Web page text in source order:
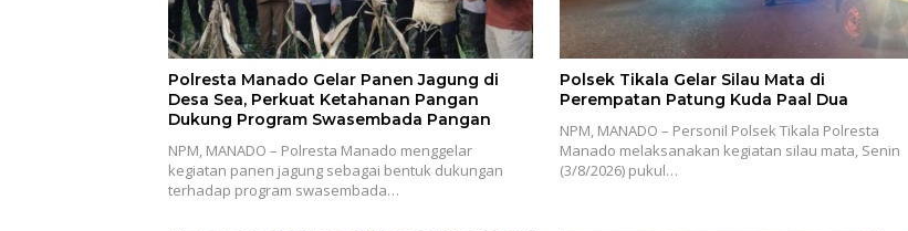
Polresta Manado Gelar Panen Jagung di
Desa Sea, Perkuat Ketahanan Pangan
Dukung Program Swasembada Pangan
NPM, MANADO – Polresta Manado menggelar
kegiatan panen jagung sebagai bentuk dukungan
terhadap program swasembada…
Polsek Tikala Gelar Silau Mata di
Perempatan Patung Kuda Paal Dua
NPM, MANADO – Personil Polsek Tikala Polresta
Manado melaksanakan kegiatan silau mata, Senin
(3/8/2026) pukul…